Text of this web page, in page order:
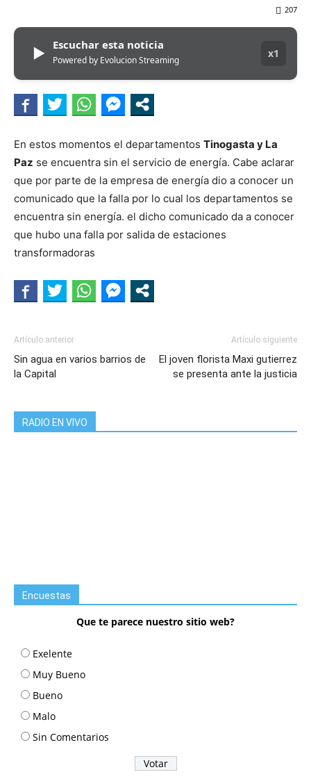
207
▶ Escuchar esta noticia
Powered by Evolucion Streaming
x1
En estos momentos el departamentos Tinogasta y La
Paz se encuentra sin el servicio de energía. Cabe aclarar
que por parte de la empresa de energía dio a conocer un
comunicado que la falla por lo cual los departamentos se
encuentra sin energía. el dicho comunicado da a conocer
que hubo una falla por salida de estaciones
transformadoras
Artículo anterior
Sin agua en varios barrios de
la Capital
Artículo siguiente
El joven florista Maxi gutierrez
se presenta ante la justicia
RADIO EN VIVO
Encuestas
Que te parece nuestro sitio web?
Exelente
Muy Bueno
Bueno
Malo
Sin Comentarios